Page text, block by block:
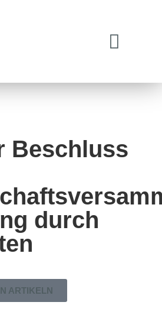
Beschluss
durch
ARTIKELN